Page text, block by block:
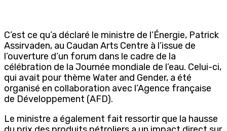
C’est ce qu’a déclaré le ministre de l’Énergie, Patrick
Assirvaden, au Caudan Arts Centre à l’issue de
l’ouverture d’un forum dans le cadre de la
célébration de la Journée mondiale de l’eau. Celui-ci,
qui avait pour thème Water and Gender, a été
organisé en collaboration avec l’Agence française
de Développement (AFD).
Le ministre a également fait ressortir que la hausse